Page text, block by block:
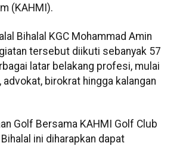
(KAHMI).
Bihalal KGC Mohammad Amin
tersebut diikuti sebanyak 57
latar belakang profesi, mulai
advokat, birokrat hingga kalangan
Golf Bersama KAHMI Golf Club
ini diharapkan dapat